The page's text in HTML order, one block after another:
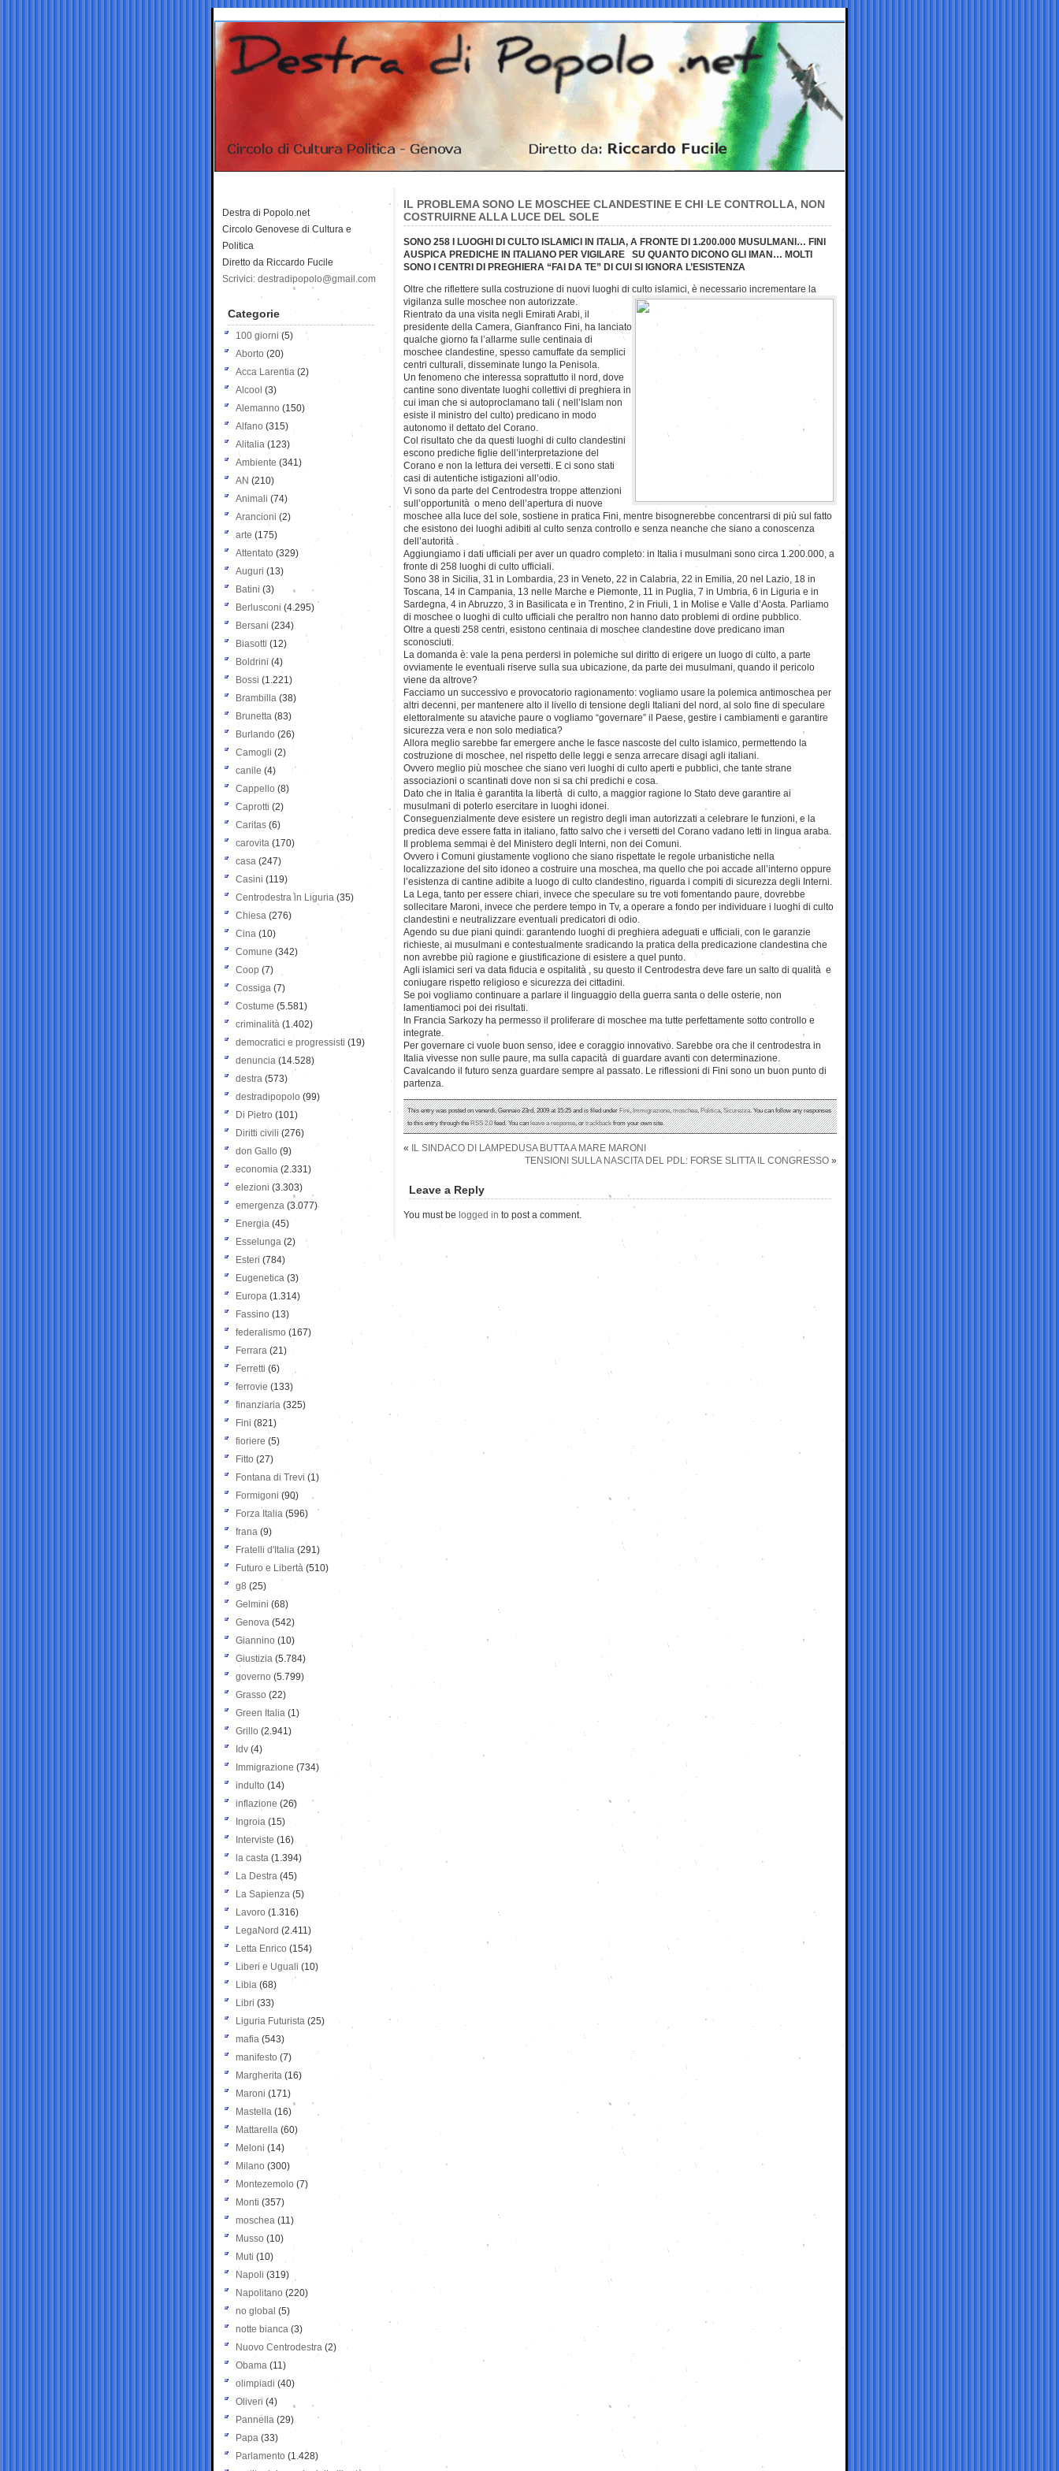
IL PROBLEMA SONO LE MOSCHEE CLANDESTINE E CHI LE CONTROLLA, NON
COSTRUIRNE ALLA LUCE DEL SOLE
SONO 258 I LUOGHI DI CULTO ISLAMICI IN ITALIA, A FRONTE DI 1.200.000 MUSULMANI… FINI
AUSPICA PREDICHE IN ITALIANO PER VIGILARE SU QUANTO DICONO GLI IMAN… MOLTI
SONO I CENTRI DI PREGHIERA “FAI DA TE” DI CUI SI IGNORA L’ESISTENZA
Oltre che riflettere sulla costruzione di nuovi luoghi di culto islamici, è necessario incrementare la
vigilanza sulle moschee non autorizzate.
Rientrato da una visita negli Emirati Arabi, il
presidente della Camera, Gianfranco Fini, ha lanciato
qualche giorno fa l’allarme sulle centinaia di
moschee clandestine, spesso camuffate da semplici
centri culturali, disseminate lungo la Penisola.
Un fenomeno che interessa soprattutto il nord, dove
cantine sono diventate luoghi collettivi di preghiera in
cui iman che si autoproclamano tali ( nell’Islam non
esiste il ministro del culto) predicano in modo
autonomo il dettato del Corano.
Col risultato che da questi luoghi di culto clandestini
escono prediche figlie dell’interpretazione del
Corano e non la lettura dei versetti. E ci sono stati
casi di autentiche istigazioni all’odio.
Vi sono da parte del Centrodestra troppe attenzioni
sull’opportunità o meno dell’apertura di nuove
moschee alla luce del sole, sostiene in pratica Fini, mentre bisognerebbe concentrarsi di più sul fatto
che esistono dei luoghi adibiti al culto senza controllo e senza neanche che siano a conoscenza
dell’autorità .
Aggiungiamo i dati ufficiali per aver un quadro completo: in Italia i musulmani sono circa 1.200.000, a
fronte di 258 luoghi di culto ufficiali.
Sono 38 in Sicilia, 31 in Lombardia, 23 in Veneto, 22 in Calabria, 22 in Emilia, 20 nel Lazio, 18 in
Toscana, 14 in Campania, 13 nelle Marche e Piemonte, 11 in Puglia, 7 in Umbria, 6 in Liguria e in
Sardegna, 4 in Abruzzo, 3 in Basilicata e in Trentino, 2 in Friuli, 1 in Molise e Valle d’Aosta. Parliamo
di moschee o luoghi di culto ufficiali che peraltro non hanno dato problemi di ordine pubblico.
Oltre a questi 258 centri, esistono centinaia di moschee clandestine dove predicano iman
sconosciuti.
La domanda è: vale la pena perdersi in polemiche sul diritto di erigere un luogo di culto, a parte
ovviamente le eventuali riserve sulla sua ubicazione, da parte dei musulmani, quando il pericolo
viene da altrove?
Facciamo un successivo e provocatorio ragionamento: vogliamo usare la polemica antimoschea per
altri decenni, per mantenere alto il livello di tensione degli Italiani del nord, al solo fine di speculare
elettoralmente su ataviche paure o vogliamo “governare” il Paese, gestire i cambiamenti e garantire
sicurezza vera e non solo mediatica?
Allora meglio sarebbe far emergere anche le fasce nascoste del culto islamico, permettendo la
costruzione di moschee, nel rispetto delle leggi e senza arrecare disagi agli italiani.
Ovvero meglio più moschee che siano veri luoghi di culto aperti e pubblici, che tante strane
associazioni o scantinati dove non si sa chi predichi e cosa.
Dato che in Italia è garantita la libertà di culto, a maggior ragione lo Stato deve garantire ai
musulmani di poterlo esercitare in luoghi idonei.
Conseguenzialmente deve esistere un registro degli iman autorizzati a celebrare le funzioni, e la
predica deve essere fatta in italiano, fatto salvo che i versetti del Corano vadano letti in lingua araba.
Il problema semmai è del Ministero degli Interni, non dei Comuni.
Ovvero i Comuni giustamente vogliono che siano rispettate le regole urbanistiche nella
localizzazione del sito idoneo a costruire una moschea, ma quello che poi accade all’interno oppure
l’esistenza di cantine adibite a luogo di culto clandestino, riguarda i compiti di sicurezza degli Interni.
La Lega, tanto per essere chiari, invece che speculare su tre voti fomentando paure, dovrebbe
sollecitare Maroni, invece che perdere tempo in Tv, a operare a fondo per individuare i luoghi di culto
clandestini e neutralizzare eventuali predicatori di odio.
Agendo su due piani quindi: garantendo luoghi di preghiera adeguati e ufficiali, con le garanzie
richieste, ai musulmani e contestualmente sradicando la pratica della predicazione clandestina che
non avrebbe più ragione e giustificazione di esistere a quel punto.
Agli islamici seri va data fiducia e ospitalità , su questo il Centrodestra deve fare un salto di qualità e
coniugare rispetto religioso e sicurezza dei cittadini.
Se poi vogliamo continuare a parlare il linguaggio della guerra santa o delle osterie, non
lamentiamoci poi dei risultati.
In Francia Sarkozy ha permesso il proliferare di moschee ma tutte perfettamente sotto controllo e
integrate.
Per governare ci vuole buon senso, idee e coraggio innovativo. Sarebbe ora che il centrodestra in
Italia vivesse non sulle paure, ma sulla capacità di guardare avanti con determinazione.
Cavalcando il futuro senza guardare sempre al passato. Le riflessioni di Fini sono un buon punto di
partenza.
This entry was posted on venerdì, Gennaio 23rd, 2009 at 15:25 and is filed underFini,Immigrazione,moschea,Politica,Sicurezza. You can follow any responses
to this entry through theRSS 2.0feed. You canleave a response, ortrackbackfrom your own site.
«
IL SINDACO DI LAMPEDUSA BUTTA A MARE MARONI
TENSIONI SULLA NASCITA DEL PDL: FORSE SLITTA IL CONGRESSO »
Leave a Reply
You must be logged in to post a comment.
Destra di Popolo.net
Circolo Genovese di Cultura e
Politica
Diretto da Riccardo Fucile
Scrivici: destradipopolo@gmail.com
Categorie
100 giorni (5)
Aborto (20)
Acca Larentia (2)
Alcool (3)
Alemanno (150)
Alfano (315)
Alitalia (123)
Ambiente (341)
AN (210)
Animali (74)
Arancioni (2)
arte (175)
Attentato (329)
Auguri (13)
Batini (3)
Berlusconi (4.295)
Bersani (234)
Biasotti (12)
Boldrini (4)
Bossi (1.221)
Brambilla (38)
Brunetta (83)
Burlando (26)
Camogli (2)
canile (4)
Cappello (8)
Caprotti (2)
Caritas (6)
carovita (170)
casa (247)
Casini (119)
Centrodestra in Liguria (35)
Chiesa (276)
Cina (10)
Comune (342)
Coop (7)
Cossiga (7)
Costume (5.581)
criminalità (1.402)
democratici e progressisti (19)
denuncia (14.528)
destra (573)
destradipopolo (99)
Di Pietro (101)
Diritti civili (276)
don Gallo (9)
economia (2.331)
elezioni (3.303)
emergenza (3.077)
Energia (45)
Esselunga (2)
Esteri (784)
Eugenetica (3)
Europa (1.314)
Fassino (13)
federalismo (167)
Ferrara (21)
Ferretti (6)
ferrovie (133)
finanziaria (325)
Fini (821)
fioriere (5)
Fitto (27)
Fontana di Trevi (1)
Formigoni (90)
Forza Italia (596)
frana (9)
Fratelli d'Italia (291)
Futuro e Libertà (510)
g8 (25)
Gelmini (68)
Genova (542)
Giannino (10)
Giustizia (5.784)
governo (5.799)
Grasso (22)
Green Italia (1)
Grillo (2.941)
Idv (4)
Immigrazione (734)
indulto (14)
inflazione (26)
Ingroia (15)
Interviste (16)
la casta (1.394)
La Destra (45)
La Sapienza (5)
Lavoro (1.316)
LegaNord (2.411)
Letta Enrico (154)
Liberi e Uguali (10)
Libia (68)
Libri (33)
Liguria Futurista (25)
mafia (543)
manifesto (7)
Margherita (16)
Maroni (171)
Mastella (16)
Mattarella (60)
Meloni (14)
Milano (300)
Montezemolo (7)
Monti (357)
moschea (11)
Musso (10)
Muti (10)
Napoli (319)
Napolitano (220)
no global (5)
notte bianca (3)
Nuovo Centrodestra (2)
Obama (11)
olimpiadi (40)
Oliveri (4)
Pannella (29)
Papa (33)
Parlamento (1.428)